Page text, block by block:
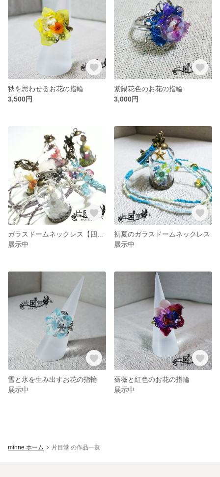
秋を思わせるお花の指輪
3,500円
紫陽花色のお花の指輪
3,000円
展示中
初夏のガラスドームネックレス
展示中
雪と氷を生み出すお花の指輪
展示中
薔薇と紅色のお花の指輪
展示中
minne ホーム 片目堂 の作品一覧